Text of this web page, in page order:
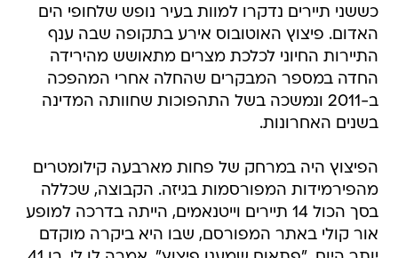
כששני תיירים נדקרו למוות בעיר נופש שלחופי הים
האדום. פיצוץ האוטובוס אירע בתקופה שבה ענף
התיירות החיוני לכלכת מצרים מתאושש מהירידה
החדה במספר המבקרים שהחלה אחרי המהפכה
ב-2011 ונמשכה בשל התהפוכות שחוותה המדינה
בשנים האחרונות.
הפיצוץ היה במרחק של פחות מארבעה קילומטרים
מהפירמידות המפורסמות בגיזה. הקבוצה, שכללה
בסך הכול 14 תיירים וייטנאמים, הייתה בדרכה למופע
אור קולי באתר המפורסם, שבו היא ביקרה מוקדם